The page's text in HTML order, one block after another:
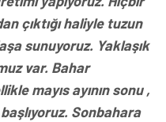
çıktığı haliyle tuzun
sunuyoruz. Yaklaşık
var. Bahar
mayıs ayının sonu ,
başlıyoruz. Sonbahara